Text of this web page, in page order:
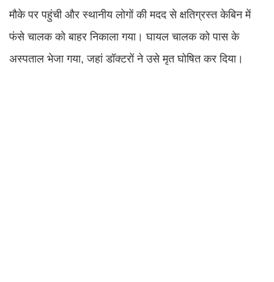
मौके पर पहुंची और स्थानीय लोगों की मदद से क्षतिग्रस्त केबिन में
फंसे चालक को बाहर निकाला गया। घायल चालक को पास के
अस्पताल भेजा गया, जहां डॉक्टरों ने उसे मृत घोषित कर दिया।